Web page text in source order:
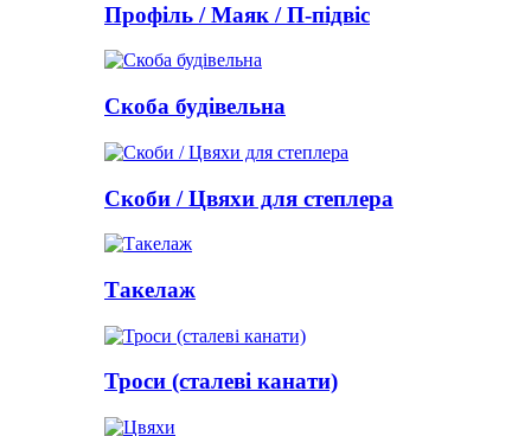
Профіль / Маяк / П-підвіс
Скоба будівельна
Скоби / Цвяхи для степлера
Такелаж
Троси (сталеві канати)